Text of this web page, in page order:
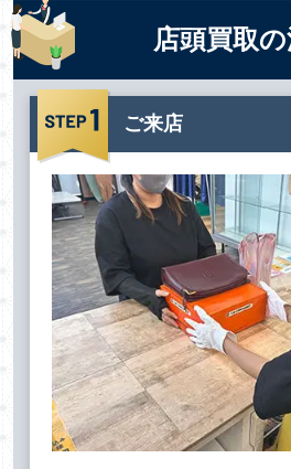
店頭買取
ご来店